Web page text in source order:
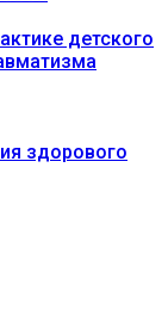
детского
здорового